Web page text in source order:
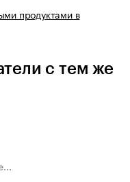
продуктами в
с тем же